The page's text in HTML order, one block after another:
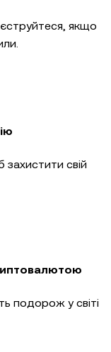
якщо
захистити свій
подорож у світі